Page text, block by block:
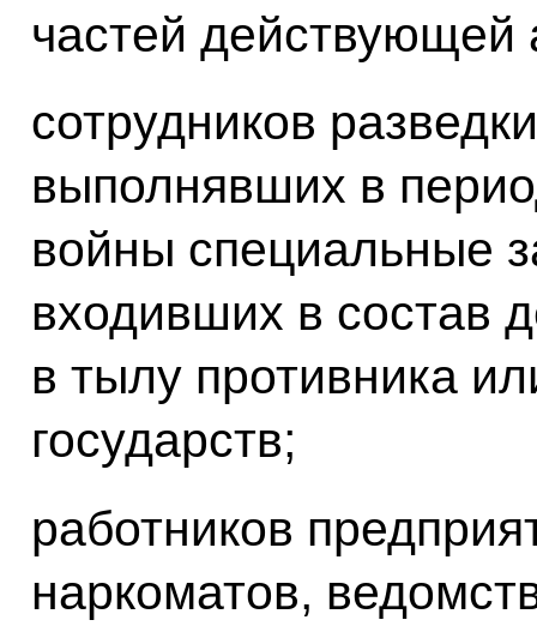
частей действующей
сотрудников
выполнявших в
войны специальные
входивших в состав
в тылу противника
государств;
работников
наркоматов,